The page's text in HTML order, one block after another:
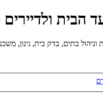
הבית
בתים, בדק בית, גינון,